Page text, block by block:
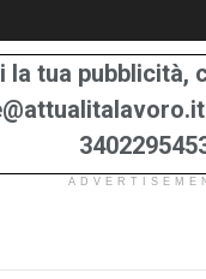
la tua pubblicità,